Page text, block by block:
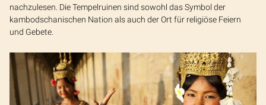
nachzulesen. Die Tempelruinen sind sowohl das Symbol der
kambodschanischen Nation als auch der Ort für religiöse Feiern
und Gebete.